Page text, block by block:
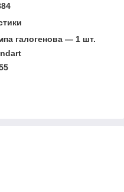
галогенова — 1 шт.